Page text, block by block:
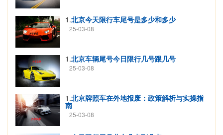
1.北京今天限行车尾号是多少和多少
25-03-08
1.北京车辆尾号今日限行几号跟几号
25-03-08
1.北京牌照车在外地报废：政策解析与实操指
南
25-03-08